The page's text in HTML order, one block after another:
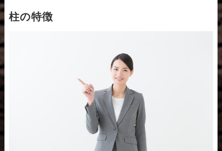
柱の特徴